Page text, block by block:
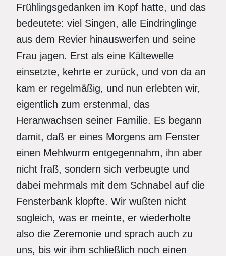
Frühlingsgedanken im Kopf hatte, und das
bedeutete: viel Singen, alle Eindringlinge
aus dem Revier hinauswerfen und seine
Frau jagen. Erst als eine Kältewelle
einsetzte, kehrte er zurück, und von da an
kam er regelmäßig, und nun erlebten wir,
eigentlich zum erstenmal, das
Heranwachsen seiner Familie. Es begann
damit, daß er eines Morgens am Fenster
einen Mehlwurm entgegennahm, ihn aber
nicht fraß, sondern sich verbeugte und
dabei mehrmals mit dem Schnabel auf die
Fensterbank klopfte. Wir wußten nicht
sogleich, was er meinte, er wiederholte
also die Zeremonie und sprach auch zu
uns, bis wir ihm schließlich noch einen